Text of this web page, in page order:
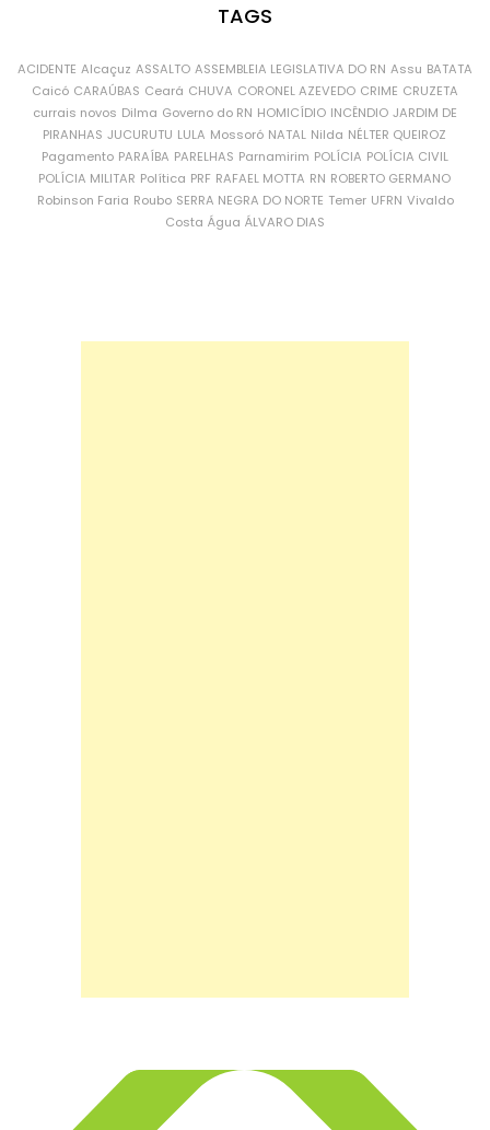
TAGS
ACIDENTE Alcaçuz ASSALTO ASSEMBLEIA LEGISLATIVA DO RN Assu BATATA
Caicó CARAÚBAS Ceará CHUVA CORONEL AZEVEDO CRIME CRUZETA
currais novos Dilma Governo do RN HOMICÍDIO INCÊNDIO JARDIM DE
PIRANHAS JUCURUTU LULA Mossoró NATAL Nilda NÉLTER QUEIROZ
Pagamento PARAÍBA PARELHAS Parnamirim POLÍCIA POLÍCIA CIVIL
POLÍCIA MILITAR Política PRF RAFAEL MOTTA RN ROBERTO GERMANO
Robinson Faria Roubo SERRA NEGRA DO NORTE Temer UFRN Vivaldo
Costa Água ÁLVARO DIAS